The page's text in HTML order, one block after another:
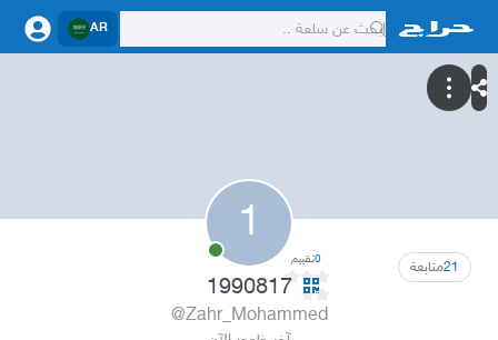
AR
1
21متابعة 0تقييم
1990817
@Zahr_Mohammed